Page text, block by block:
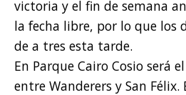
victoria y el fin de semana
la fecha libre, por lo que los
de a tres esta tarde.
En Parque Cairo Cosio será
entre Wanderers y San Félix.